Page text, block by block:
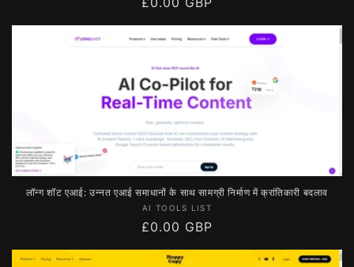
रूप
से
लॉन्ग शॉट एआई: उन्नत एआई समाधानों के साथ सामग्री निर्माण में क्रांतिकारी बदलाव
विक्रेता:
AI TOOLS LIST
नियमित
रूप
£0.00 GBP